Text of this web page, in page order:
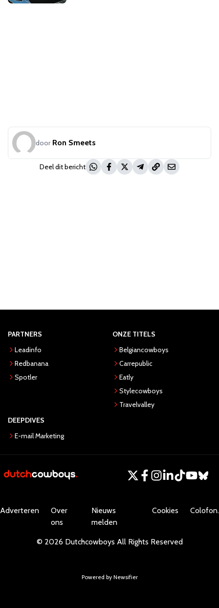
door Ron Smeets
Deel dit bericht
PARTNERS
Leadinfo
Redbanana
Spotler
ONZE TITELS
Belgiancowboys
Carrepublic
Eatly
Stylecowboys
Travelvalley
DEEPDIVES
E-mail Marketing
Adverteren
Over
ons
Nieuws
melden
Cookies Colofon.
© 2026 Dutchcowboys All Rights Reserved
Powered by Newsifier